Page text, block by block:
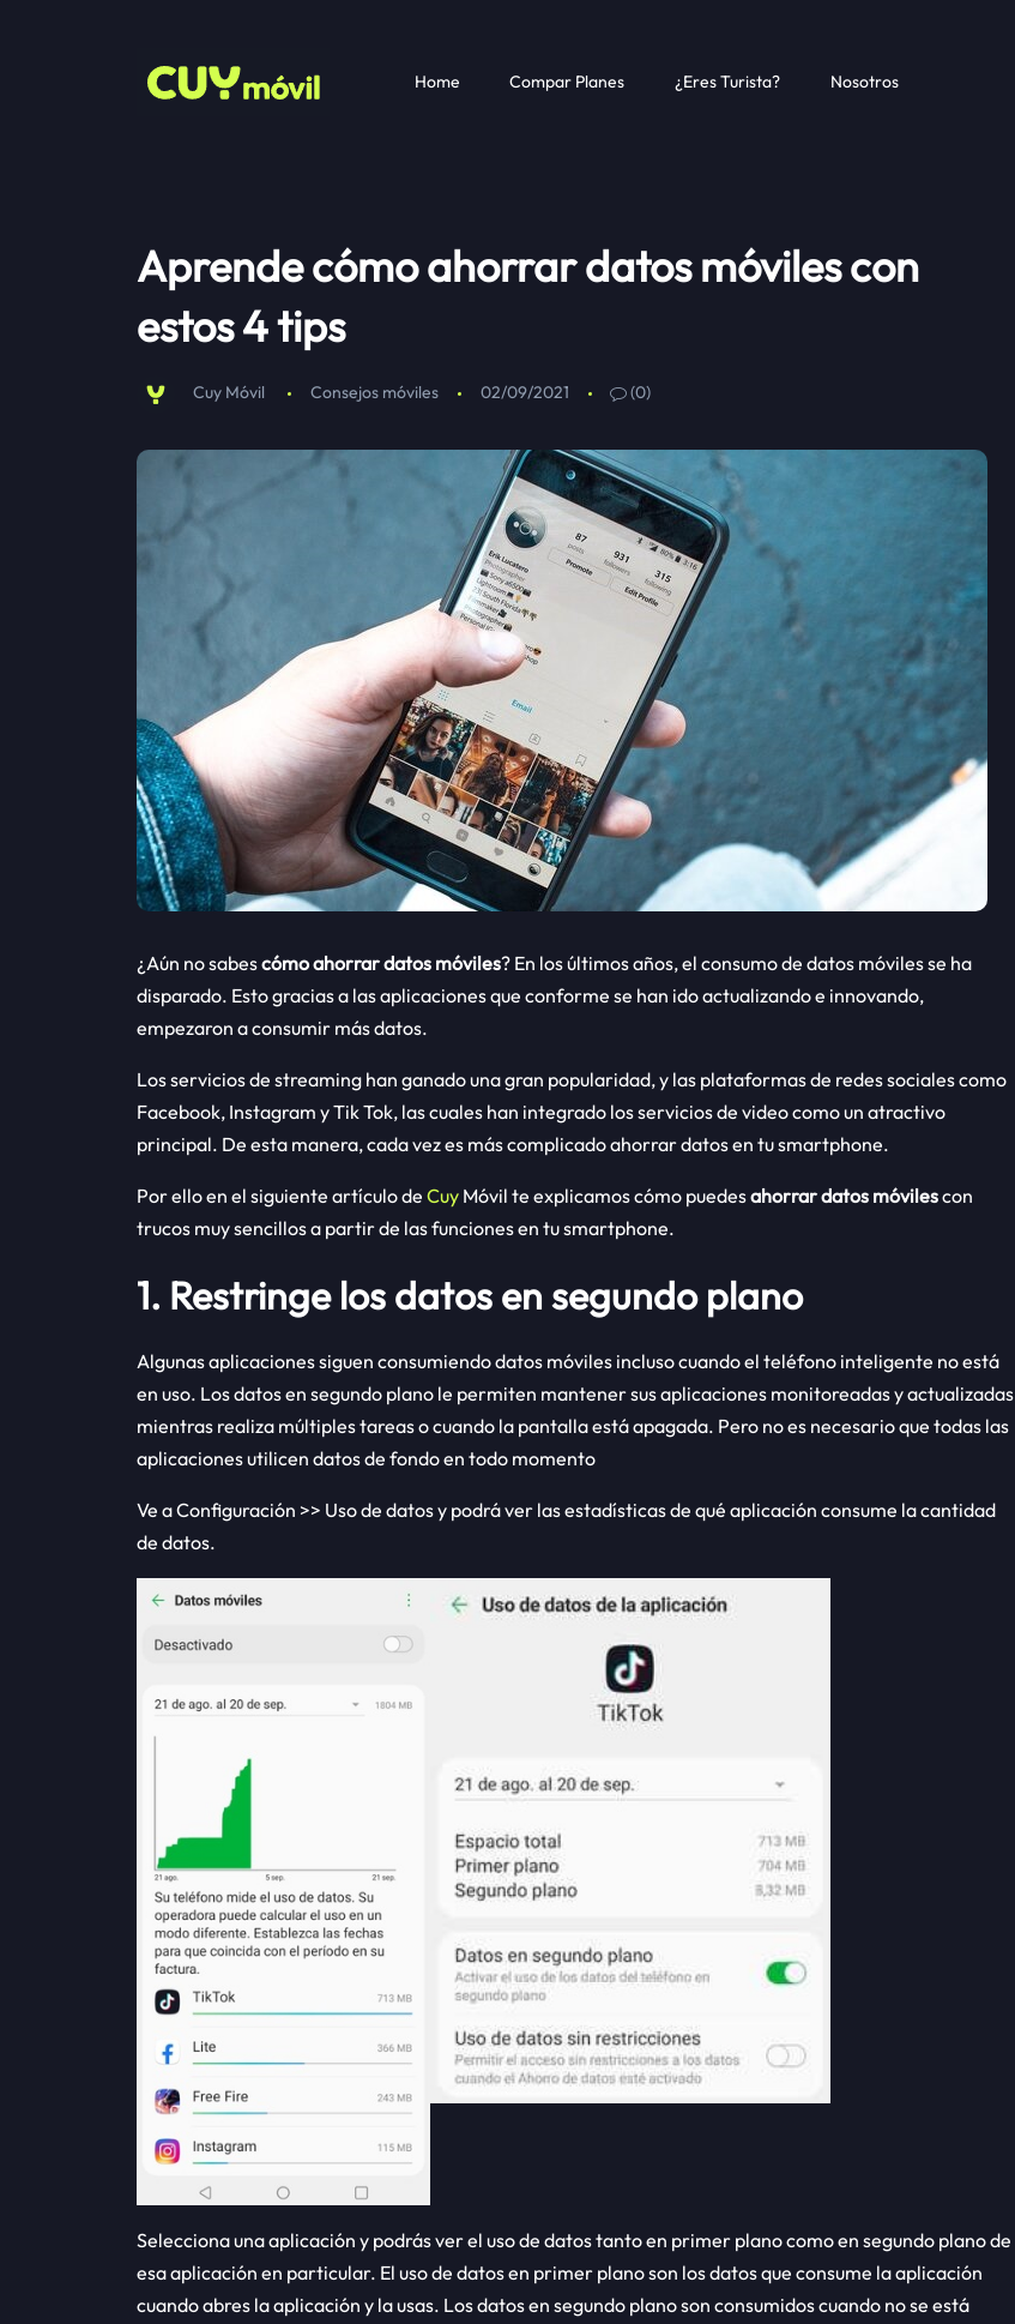
Home Compar Planes ¿Eres Turista? Nosotros
Aprende cómo ahorrar datos móviles con
estos 4 tips
Cuy Móvil Consejos móviles 02/09/2021 (0)
¿Aún no sabescómo ahorrar datos móviles? En los últimos años, el consumo de datos móviles se ha
disparado. Esto gracias a las aplicaciones que conforme se han ido actualizando e innovando,
empezaron a consumir más datos.
Los servicios de streaming han ganado una gran popularidad, y las plataformas de redes sociales como
Facebook, Instagram y Tik Tok, las cuales han integrado los servicios de video como un atractivo
principal. De esta manera, cada vez es más complicado ahorrar datos en tu smartphone.
Por ello en el siguiente artículo de Cuy Móvil te explicamos cómo puedesahorrar datos móvilescon
trucos muy sencillos a partir de las funciones en tu smartphone.
1. Restringe los datos en segundo plano
Algunas aplicaciones siguen consumiendo datos móviles incluso cuando el teléfono inteligente no está
en uso. Los datos en segundo plano le permiten mantener sus aplicaciones monitoreadas y actualizadas
mientras realiza múltiples tareas o cuando la pantalla está apagada. Pero no es necesario que todas las
aplicaciones utilicen datos de fondo en todo momento
Ve a Configuración >> Uso de datos y podrá ver las estadísticas de qué aplicación consume la cantidad
de datos.
Selecciona una aplicación y podrás ver el uso de datos tanto en primer plano como en segundo plano de
esa aplicación en particular. El uso de datos en primer plano son los datos que consume la aplicación
cuando abres la aplicación y la usas. Los datos en segundo plano son consumidos cuando no se está